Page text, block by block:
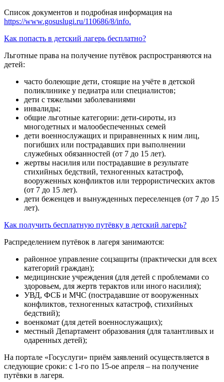
Список документов и подробная информация на
https://www.gosuslugi.ru/110686/8/info.
Как попасть в детский лагерь бесплатно?
Льготные права на получение путёвок распространяются на
детей:
часто болеющие дети, стоящие на учёте в детской
поликлинике у педиатра или специалистов;
дети с тяжелыми заболеваниями
инвалиды;
общие льготные категории: дети-сироты, из
многодетных и малообеспеченных семей
дети военнослужащих и приравненных к ним лиц,
погибших или пострадавших при выполнении
служебных обязанностей (от 7 до 15 лет).
жертвы насилия или пострадавшие в результате
стихийных бедствий, техногенных катастроф,
вооруженных конфликтов или террористических актов
(от 7 до 15 лет).
дети беженцев и вынужденных переселенцев (от 7 до 15
лет).
Как получить бесплатную путёвку в детский лагерь?
Распределением путёвок в лагеря занимаются:
районное управление соцзащиты (практически для всех
категорий граждан);
медицинские учреждения (для детей с проблемами со
здоровьем, для жертв терактов или иного насилия);
УВД, ФСБ и МЧС (пострадавшие от вооруженных
конфликтов, техногенных катастроф, стихийных
бедствий);
военкомат (для детей военнослужащих);
местный Департамент образования (для талантливых и
одаренных детей);
На портале «Госуслуги» приём заявлений осуществляется в
следующие сроки: с 1-го по 15-ое апреля – на получение
путёвки в лагеря.